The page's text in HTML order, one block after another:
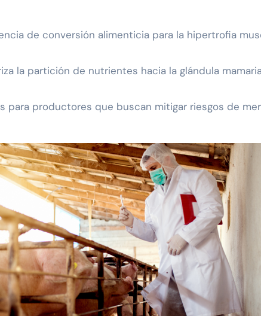
de conversión alimenticia para la hipertrofia
la partición de nutrientes hacia la glándula
para productores que buscan mitigar riesgos de